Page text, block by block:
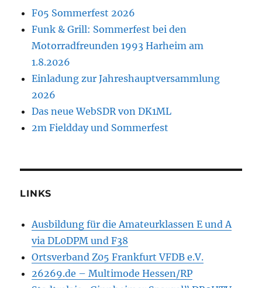
F05 Sommerfest 2026
Funk & Grill: Sommerfest bei den
Motorradfreunden 1993 Harheim am
1.8.2026
Einladung zur Jahreshauptversammlung
2026
Das neue WebSDR von DK1ML
2m Fieldday und Sommerfest
LINKS
Ausbildung für die Amateurklassen E und A
via DL0DPM und F38
Ortsverband Z05 Frankfurt VFDB e.V.
26269.de – Multimode Hessen/RP